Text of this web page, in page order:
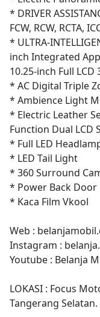
* DRIVER
FCW, RCW, RCTA,
* ULTRA-
inch Integrated
10.25-inch Full
* AC Digital Triple
* Ambience Light
* Electric Leather
Function Dual LCD
* Full LED
* LED Tail Light
* 360 Surround
* Power Back Door
* Kaca Film Vkool
Web :
Instagram :
Youtube : Belanja
LOKASI : Focus
Tangerang Selatan.